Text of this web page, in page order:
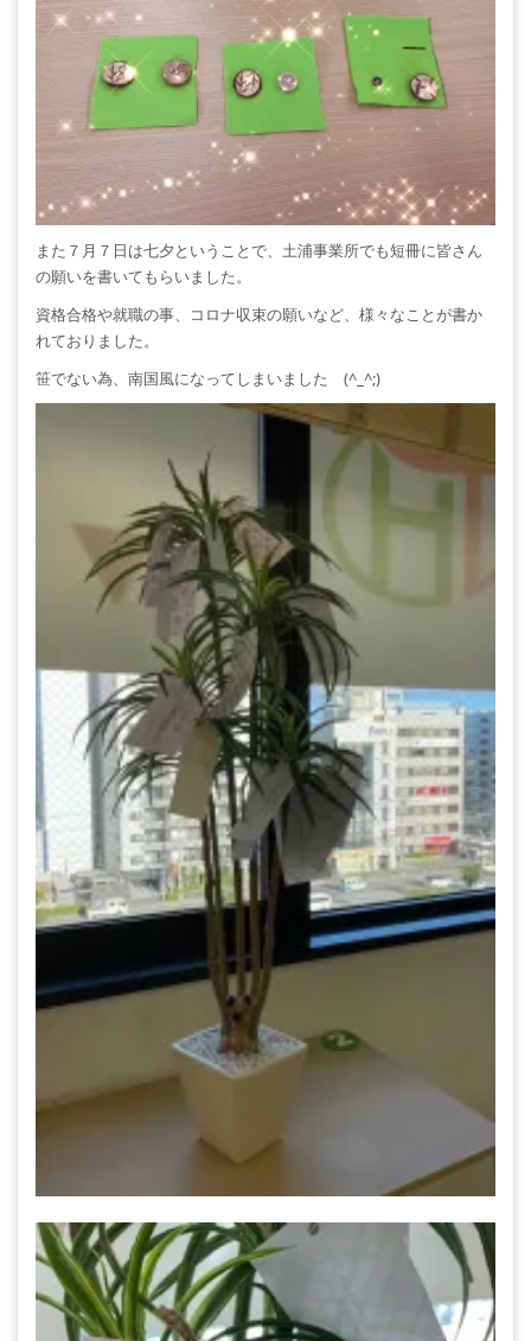
また７月７日は七夕ということで、土浦事業所でも短冊に皆さん
の願いを書いてもらいました。
資格合格や就職の事、コロナ収束の願いなど、様々なことが書か
れておりました。
笹でない為、南国風になってしまいました (^_^;)